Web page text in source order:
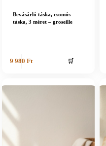
Bevásárló táska, csomós
táska, 3 méret – groseille
9 980Ft 🛒